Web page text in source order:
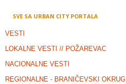
SVE SA URBAN CITY PORTALA
VESTI
LOKALNE VESTI // POŽAREVAC
NACIONALNE VESTI
REGIONALNE - BRANIČEVSKI OKRUG